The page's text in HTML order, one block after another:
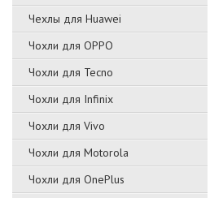
Чехлы для Huawei
Чохли для OPPO
Чохли для Tecno
Чохли для Infinix
Чохли для Vivo
Чохли для Motorola
Чохли для OnePlus